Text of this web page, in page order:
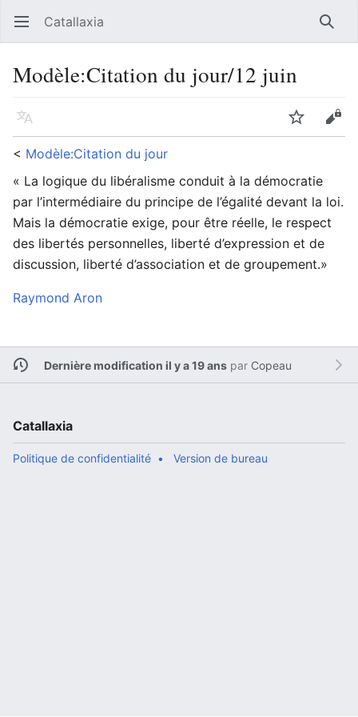
Ouvrir le menu principal Catallaxia
Modèle:Citation du jour/12 juin
Langue Suivre
< Modèle:Citation du jour
« La logique du libéralisme conduit à la démocratie
par l’intermédiaire du principe de l’égalité devant la loi.
Mais la démocratie exige, pour être réelle, le respect
des libertés personnelles, liberté d’expression et de
discussion, liberté d’association et de groupement.»
Raymond Aron
Dernière modification il y a 19 anspar Copeau
Catallaxia
Politique de confidentialité Version de bureau